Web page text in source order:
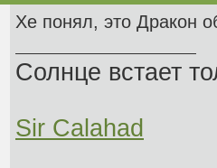
Хе понял, это Дракон
Солнце встает
Sir Calahad